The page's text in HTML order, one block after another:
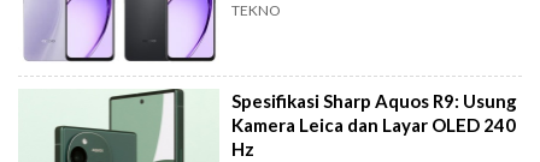
TEKNO
Spesifikasi Sharp Aquos R9: Usung
Kamera Leica dan Layar OLED 240
Hz